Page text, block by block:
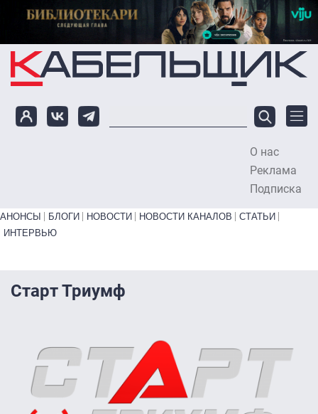
Перейти к основному содержанию
О нас
Реклама
Подписка
Primary links bottom
АНОНСЫ БЛОГИ НОВОСТИ НОВОСТИ КАНАЛОВ
СТАТЬИ
ИНТЕРВЬЮ
Старт Триумф